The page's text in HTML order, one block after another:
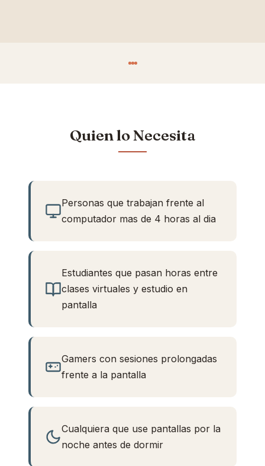
Quien lo Necesita
Personas que trabajan frente al
computador mas de 4 horas al dia
Estudiantes que pasan horas entre
clases virtuales y estudio en
pantalla
Gamers con sesiones prolongadas
frente a la pantalla
Cualquiera que use pantallas por la
noche antes de dormir